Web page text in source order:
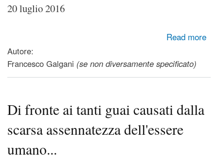
20 luglio 2016
Read more
about Laurea online università telematica: tasse scontate a
Autore:
Francesco Galgani (se non diversamente specificato)
Di fronte ai tanti guai causati dalla
scarsa assennatezza dell'essere
umano...